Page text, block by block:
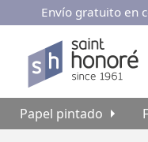
Ir
contenido
Envío gratuito en
Papel pintado